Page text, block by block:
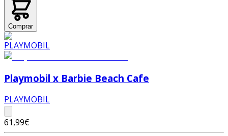
Comprar
Playmobil x Barbie Beach Cafe
PLAYMOBIL
61,99€